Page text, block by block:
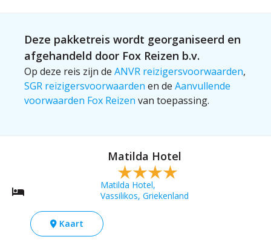
Deze pakketreis wordt georganiseerd en
afgehandeld door Fox Reizen b.v.
Op deze reis zijn de ANVR reizigersvoorwaarden,
SGR reizigersvoorwaarden en de Aanvullende
voorwaarden Fox Reizen van toepassing.
Matilda Hotel
Matilda Hotel,
Vassilikos, Griekenland
Kaart